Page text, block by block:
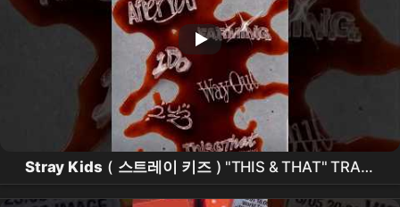
Stray Kids ( 스트레이 키즈 ) "THIS & THAT" TRACK
LIST